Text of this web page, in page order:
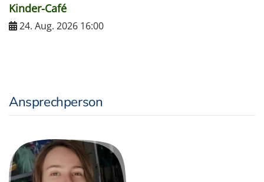
Kinder-Café
24. Aug. 2026 16:00
Ansprechperson